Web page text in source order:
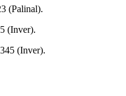
(Palinal).
(Inver).
(Inver).